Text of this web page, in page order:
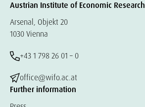
Austrian Institute of Economic Research
Arsenal, Objekt 20
1030 Vienna
+43 1 798 26 01 – 0
office@wifo.ac.at
Further information